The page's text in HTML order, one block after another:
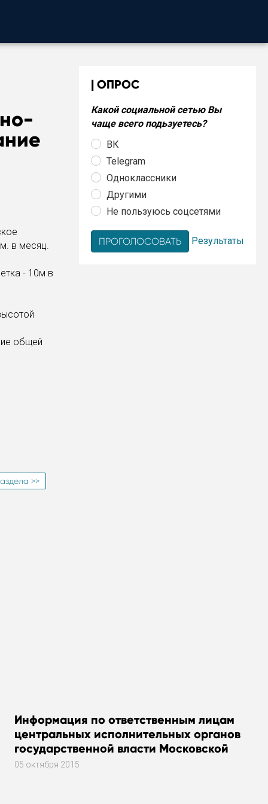
в месяц.
- 10м в
общей
>>
ОПРОС
Какой социальной сетью Вы
чаще всего подьзуетесь?
ВК
Telegram
Одноклассники
Другими
Не пользуюсь соцсетями
Результаты
Информация по ответственным лицам
центральных исполнительных органов
государственной власти Московской
области за работу в общественных
05 октября 2015